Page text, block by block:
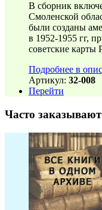
В сборник
Смоленской
были созданы
в 1952-1955 гг,
советские карты
Подробнее в
Артикул: 32-008
Перейти
Часто